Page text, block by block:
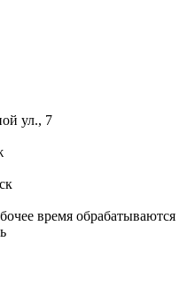
ул., 7
время обрабатываются